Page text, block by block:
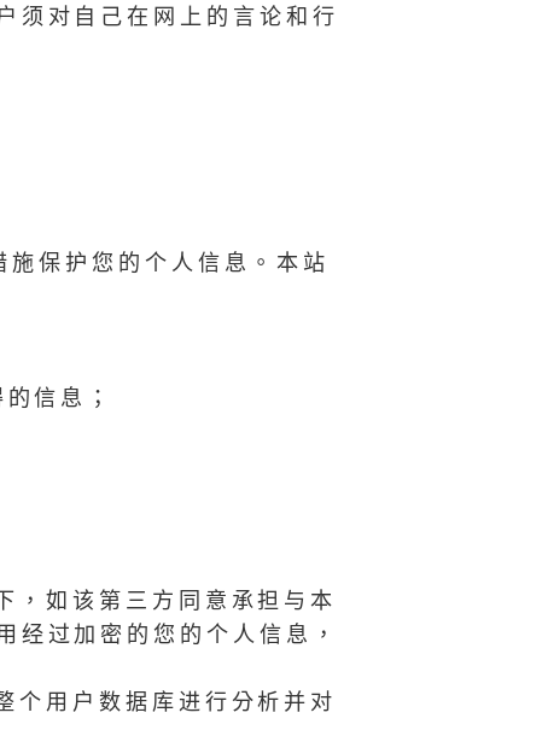
须对自己在网上的言论和行
保护您的个人信息。本站
信息；
如该第三方同意承担与本
过加密的您的个人信息，
用户数据库进行分析并对